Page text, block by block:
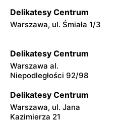
Delikatesy Centrum
Warszawa, ul. Śmiała 1/3
Delikatesy Centrum
Warszawa al.
Niepodległości 92/98
Delikatesy Centrum
Warszawa, ul. Jana
Kazimierza 21